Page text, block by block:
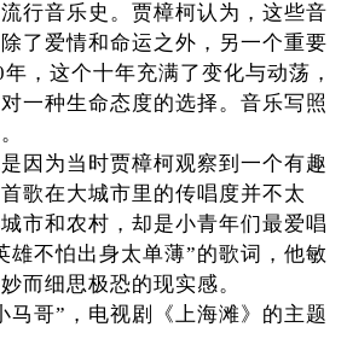
行音乐史。贾樟柯认为，这些音
了爱情和命运之外，另一个重要
，这个十年充满了变化与动荡，
一种生命态度的选择。音乐写照
因为当时贾樟柯观察到一个有趣
歌在大城市里的传唱度并不太
市和农村，却是小青年们最爱唱
雄不怕出身太单薄”的歌词，他敏
而细思极恐的现实感。
马哥”，电视剧《上海滩》的主题